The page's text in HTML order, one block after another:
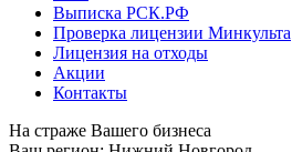
Выписка РСК.РФ
Проверка лицензии Минкульта
Лицензия на отходы
Акции
Контакты
На страже Вашего бизнеса